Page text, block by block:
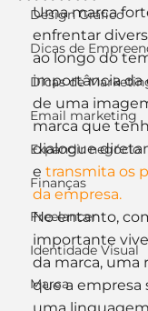
Design Gráfico
Dicas de
Dicas de
Email marketing
Expandir negócio
Finanças
Freelancer
Identidade Visual
Marca
Uma marca
enfrentar
ao longo do
importância da
de uma
marca que
dialogue
e transmita os
da empresa.
No entanto,
importante
da marca, uma
que a empresa